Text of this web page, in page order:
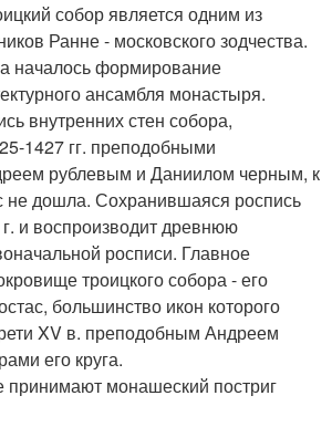
собор является одним из
Ранне - московского зодчества.
началось формирование
ансамбля монастыря.
внутренних стен собора,
1427 гг. преподобными
рублевым и Даниилом черным, к
не дошла. Сохранившаяся роспись
и воспроизводит древнюю
росписи. Главное
троицкого собора - его
большинство икон которого
XV в. преподобным Андреем
его круга.
принимают монашеский постриг